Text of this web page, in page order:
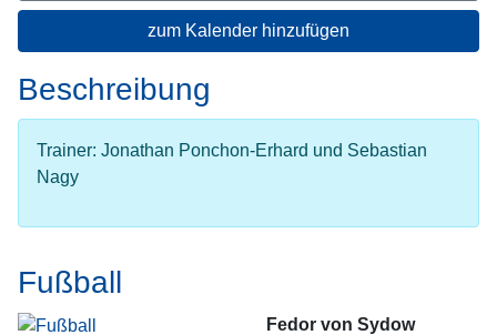
zum Kalender hinzufügen
Beschreibung
Trainer: Jonathan Ponchon-Erhard und Sebastian
Nagy
Fußball
Fedor von Sydow